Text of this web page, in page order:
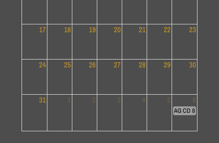
17 18 19 20 21 22 23
24 25 26 27 28 29 30
31 1 2 3 4 5 6
AG CD 84